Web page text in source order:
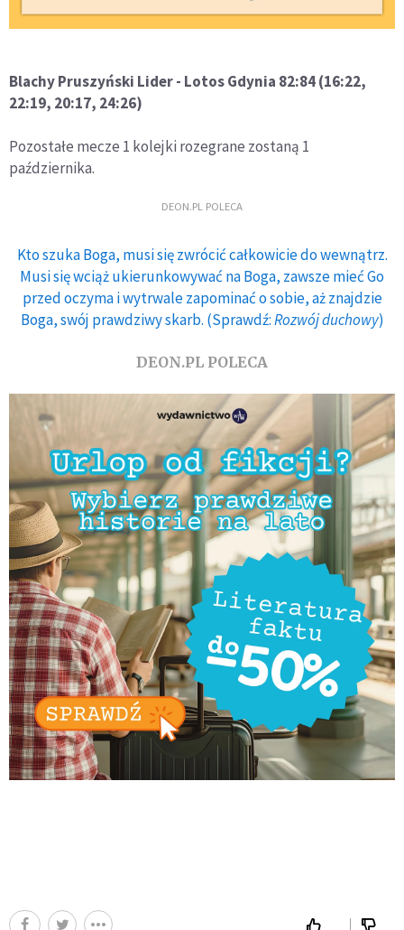
Blachy Pruszyński Lider - Lotos Gdynia 82:84 (16:22,
22:19, 20:17, 24:26)
Pozostałe mecze 1 kolejki rozegrane zostaną 1
października.
DEON.PL POLECA
Kto szuka Boga, musi się zwrócić całkowicie do wewnątrz.
Musi się wciąż ukierunkowywać na Boga, zawsze mieć Go
przed oczyma i wytrwale zapominać o sobie, aż znajdzie
Boga, swój prawdziwy skarb. (Sprawdź:Rozwój duchowy)
DEON.PL POLECA